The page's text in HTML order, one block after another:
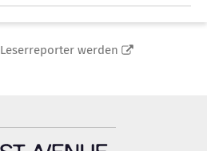
Leserreporter werden